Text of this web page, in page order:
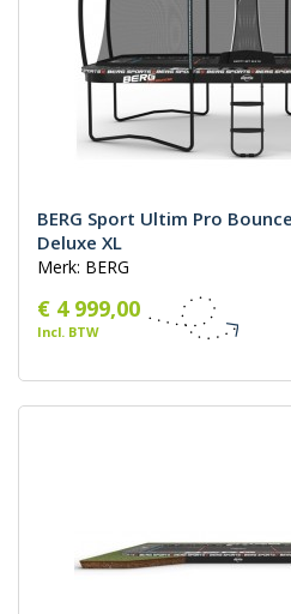
BERG Sport Ultim Pro
Deluxe XL
Merk: BERG
€ 4 999,00
Incl. BTW